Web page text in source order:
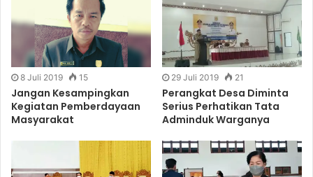
8 Juli 2019 15
Jangan Kesampingkan
Kegiatan Pemberdayaan
Masyarakat
29 Juli 2019 21
Perangkat Desa Diminta
Serius Perhatikan Tata
Adminduk Warganya